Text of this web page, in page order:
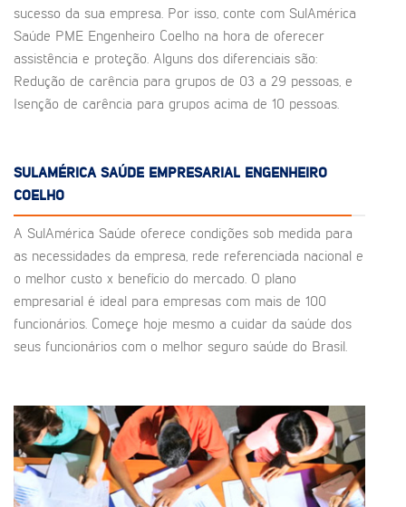
sucesso da sua empresa. Por isso, conte com SulAmérica
Saúde PME Engenheiro Coelho na hora de oferecer
assistência e proteção. Alguns dos diferenciais são:
Redução de carência para grupos de 03 a 29 pessoas, e
Isenção de carência para grupos acima de 10 pessoas.
SULAMÉRICA SAÚDE EMPRESARIAL ENGENHEIRO
COELHO
A SulAmérica Saúde oferece condições sob medida para
as necessidades da empresa, rede referenciada nacional e
o melhor custo x benefício do mercado. O plano
empresarial é ideal para empresas com mais de 100
funcionários. Começe hoje mesmo a cuidar da saúde dos
seus funcionários com o melhor seguro saúde do Brasil.